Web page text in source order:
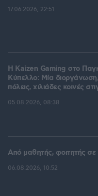
17.06.2026, 22:51
H Kaizen Gaming στο
Kύπελλο: Μία
πόλεις, χιλιάδες κοινές
05.08.2026, 08:38
Από μαθητής, φοιτητής
06.08.2026, 10:52